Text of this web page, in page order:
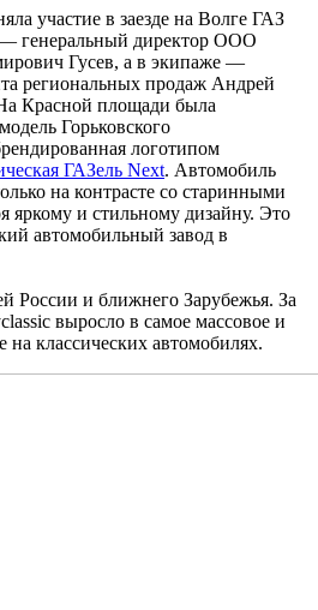
участие в заезде на Волге ГАЗ
— генеральный директор ООО
Гусев, а в экипаже —
региональных продаж Андрей
Красной площади была
Горьковского
логотипом
ГАЗель Next. Автомобиль
на контрасте со старинными
яркому и стильному дизайну. Это
автомобильный завод в
России и ближнего Зарубежья. За
выросло в самое массовое и
на классических автомобилях.